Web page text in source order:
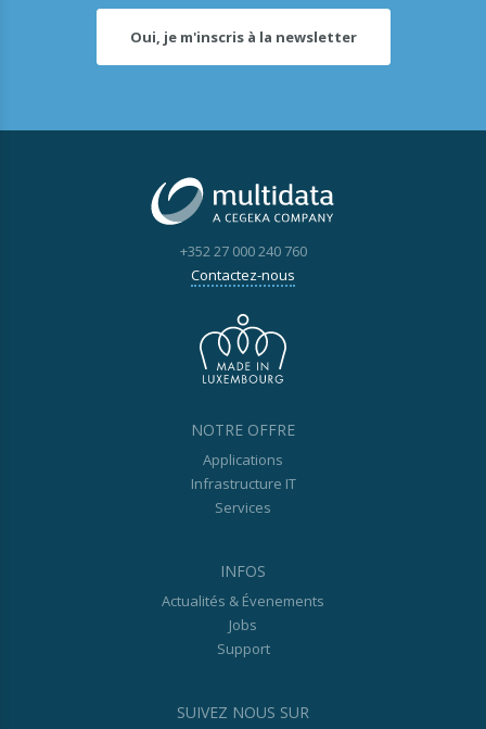
Oui, je m'inscris à la newsletter
+352 27 000 240 760
Contactez-nous
NOTRE OFFRE
Applications
Infrastructure IT
Services
INFOS
Actualités & Évenements
Jobs
Support
SUIVEZ NOUS SUR